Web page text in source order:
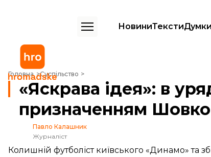
НовиниТекстиДумки
Головна Суспільство
«Яскрава ідея»: в уряді подумають над призначенням
«Яскрава ідея»: в
призначенням
Павло Калашник
Журналіст
Колишній футболіст київського «Динамо» та